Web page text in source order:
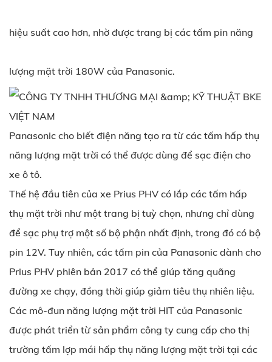
hiệu suất cao hơn, nhờ được trang bị các tấm pin năng
lượng mặt trời 180W của Panasonic.
Panasonic cho biết điện năng tạo ra từ các tấm hấp thụ
năng lượng mặt trời có thể được dùng để sạc điện cho
xe ô tô.
Thế hệ đầu tiên của xe Prius PHV có lắp các tấm hấp
thụ mặt trời như một trang bị tuỳ chọn, nhưng chỉ dùng
để sạc phụ trợ một số bộ phận nhất định, trong đó có bộ
pin 12V. Tuy nhiên, các tấm pin của Panasonic dành cho
Prius PHV phiên bản 2017 có thể giúp tăng quãng
đường xe chạy, đồng thời giúp giảm tiêu thụ nhiên liệu.
Các mô-đun năng lượng mặt trời HIT của Panasonic
được phát triển từ sản phẩm công ty cung cấp cho thị
trường tấm lợp mái hấp thụ năng lượng mặt trời tại các